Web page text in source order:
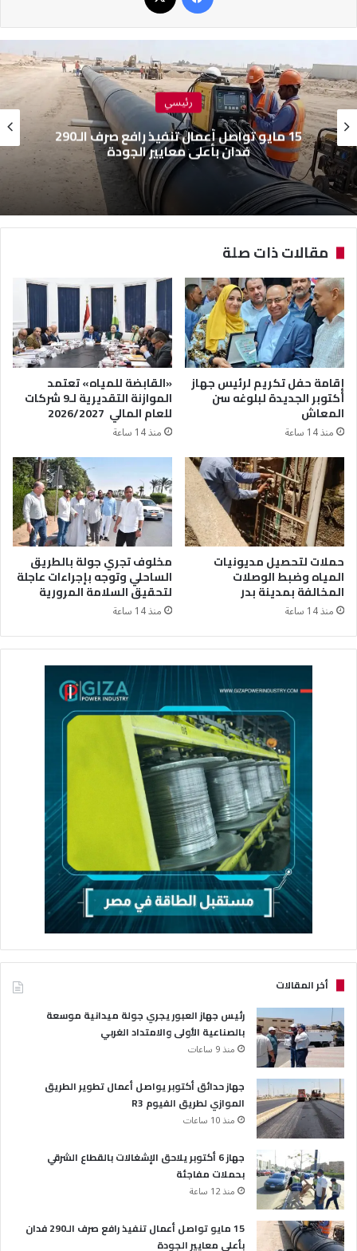
رئيسي
15 مايو تواصل أعمال تنفيذ رافع صرف الـ290
فدان بأعلى معايير الجودة
مقالات ذات صلة
إقامة حفل تكريم لرئيس جهاز
أكتوبر الجديدة لبلوغه سن
المعاش
منذ 14 ساعة
«القابضة للمياه» تعتمد
الموازنة التقديرية لـ9 شركات
للعام المالي 2026/2027
منذ 14 ساعة
حملات لتحصيل مديونيات
المياه وضبط الوصلات
المخالفة بمدينة بدر
منذ 14 ساعة
مخلوف تجري جولة بالطريق
الساحلي وتوجه بإجراءات عاجلة
لتحقيق السلامة المرورية
منذ 14 ساعة
أخر المقالات
رئيس جهاز العبور يجري جولة ميدانية موسعة
بالصناعية الأولى والامتداد الغربي
منذ 9 ساعات
جهاز حدائق أكتوبر يواصل أعمال تطوير الطريق
الموازي لطريق الفيوم R3
منذ 10 ساعات
جهاز 6 أكتوبر يلاحق الإشغالات بالقطاع الشرقي
بحملات مفاجئة
منذ 12 ساعة
15 مايو تواصل أعمال تنفيذ رافع صرف الـ290 فدان
بأعلى معايير الجودة